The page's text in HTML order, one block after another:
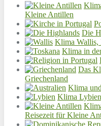
Kleine Antillen
Die
Klima Wallis,
Klima in
Das
Griechenland
Klima
Klima
Reisezeit für Kleine